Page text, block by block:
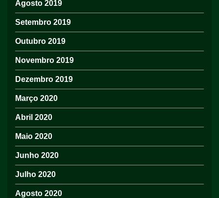
Agosto 2019
Setembro 2019
Outubro 2019
Novembro 2019
Dezembro 2019
Março 2020
Abril 2020
Maio 2020
Junho 2020
Julho 2020
Agosto 2020